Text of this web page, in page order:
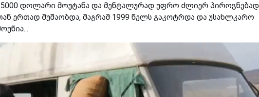
დოლარი მოუტანა და მენტალურად უფრო ძლიერ პიროვნებად
ერთად მუშაობდა, მაგრამ 1999 წელს გაკოტრდა და უსახლკარო